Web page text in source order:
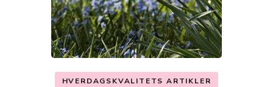
HVERDAGSKVALITETS ARTIKLER